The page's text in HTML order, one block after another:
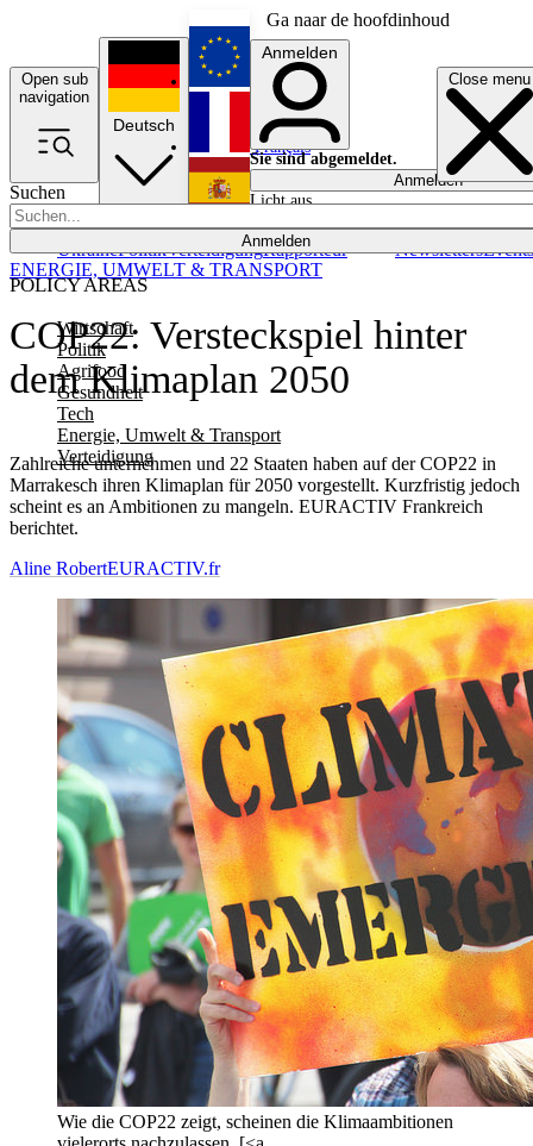
Ga naar de hoofdinhoud
Open sub
navigation
Close menu
Suchen
Anmelden
POLICY AREAS
Wirtschaft
Politik
Agrifood
Gesundheit
Tech
Energie, Umwelt & Transport
Verteidigung
UkrainePolitikVerteidigungRapporteur NewslettersEvents
Deutsch
English
Français
Anmelden
Sie sind abgemeldet.
Anmelden
Licht aus
COP22: Versteckspiel hinter
dem Klimaplan 2050
Zahlreiche unternehmen und 22 Staaten haben auf der COP22 in
Marrakesch ihren Klimaplan für 2050 vorgestellt. Kurzfristig jedoch
scheint es an Ambitionen zu mangeln. EURACTIV Frankreich
berichtet.
ENERGIE, UMWELT & TRANSPORT
Aline RobertEURACTIV.fr
Wie die COP22 zeigt, scheinen die Klimaambitionen